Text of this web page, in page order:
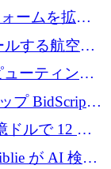
ーロを調達
ームを拡張
ドルを確保
する航空イ
ーティング
所に上場
プ BidScript
ルを突破
ドルで 12 億
が AI 検索